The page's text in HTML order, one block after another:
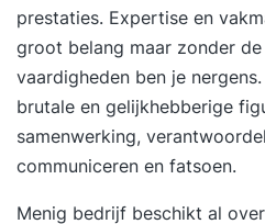
prestaties. Expertise en
groot belang maar zonder
vaardigheden ben je
brutale en gelijkhebberige
samenwerking,
communiceren en fatsoen.
Menig bedrijf beschikt al